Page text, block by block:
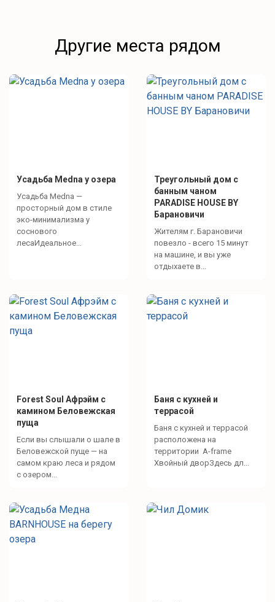
Другие места рядом
Усадьба Medna у озера
Усадьба Medna —
просторный дом в стиле
эко-минимализма у
соснового
лесаИдеальное...
Треугольный дом с
банным чаном
PARADISE HOUSE BY
Барановичи
Жителям г. Барановичи
повезло - всего 15 минут
на машине, и вы уже
отдыхаете в...
Forest Soul Афрэйм с
камином Беловежская
пуща
Если вы слышали о шале в
Беловежской пуще — на
самом краю леса и рядом
с озером...
Баня с кухней и
террасой
Баня с кухней и террасой
расположена на
территории A-frame
Хвойный дворЗдесь дл...